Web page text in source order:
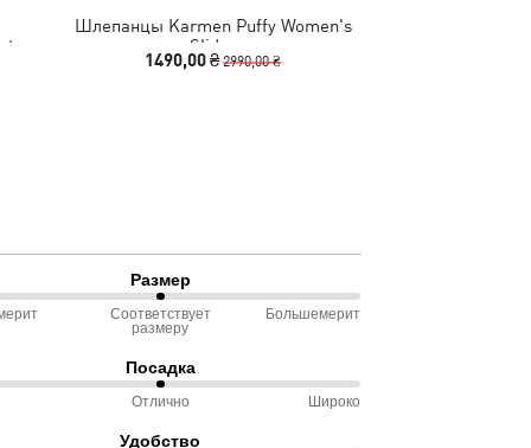
Шлепанцы Karmen Puffy Women's
Slides
1490,00 ₴2990,00 ₴
Размер
Соответствует
размеру
Большемерит
Посадка
Отлично Широко
Удобство